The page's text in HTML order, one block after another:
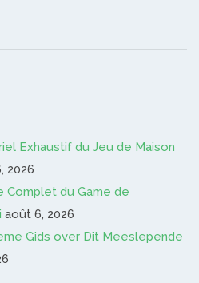
Exhaustif du Jeu de Maison
2026
Complet du Game de
août 6, 2026
Gids over Dit Meeslepende